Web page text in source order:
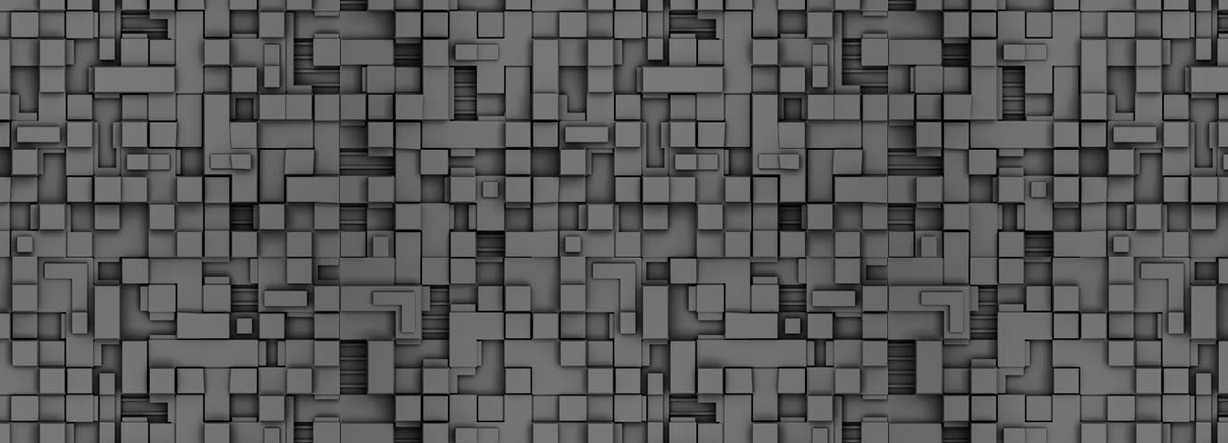
σε δήμους της χώρας. Το Dimastin, αναζητεί σχετικό
φωτογραφικό υλικό στο διαδίκτυο και σας το παρουσιάζει σε
αυτή την ανάρτηση. Επίσης, σας καλούμε, αν διαπιστώσετε ότι
μας έχουν "ξεφύγει" ορκωμοσίες, μπορείτε να στέλνετε το
φωτογραφικό τους υλικό στο dimasthes@gmail.gr ώστε να το
δημοσιεύουμε εδώ, άμεσα.
MAR
Θεσσαλονίκη: Ορκίστηκαν οι 75 νέοι δημοτικοί
αστυνομικοί – Τι τους ζήτησε ο Αγγελούδης
Ενισχύεται το έργο της δημοτικής αστυνομίας στο δήμο
Θεσσαλονίκης καθώς το πρωί της Τετάρτης 18 Μαρτίου
ορκίστηκαν οι 75 νέοι δημοτικοί αστυνομικοί.
«Με αυτούς, σε λίγους μήνες αποκτά ένα ισχυρό σώμα η
δημοτική αστυνομία. Θα είναι πιο κοντά στον πολίτη. Είχα την
ευκαιρία να είμαι σήμερα στην ορκωμοσία τους.
MAR
Ξεκίνησαν εδώ και μια εβδομάδα οι αφίξεις των
νεοπροσληφθέντων Δημοτικών Αστυνομικών στους
δήμους και οι ορκωμοσίες τους - Πλήρες
Μεγάλες μέρες ζει ο "οργανισμός" της Δημοτικής Αστυνομίας!